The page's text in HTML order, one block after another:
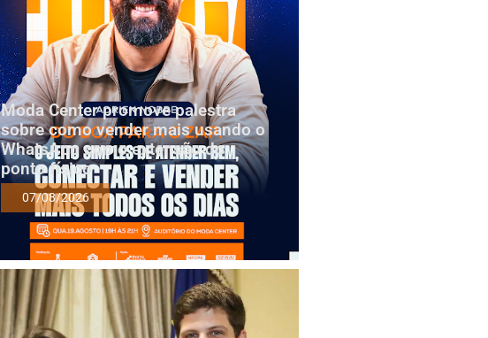
Moda Center promove palestra
sobre como vender mais usando o
WhatsApp como extensão do
ponto físico
07/08/2026